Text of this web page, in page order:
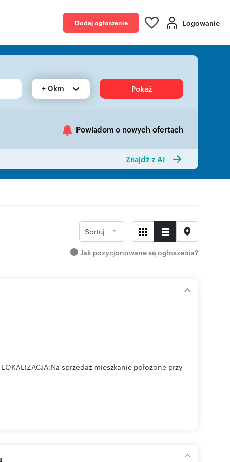
Dodaj ogłoszenie Logowanie
+ 0km Pokaż
Powiadom o nowych ofertach
Znajdź z AI
Sortuj
Jak pozycjonowane są ogłoszenia?
sprzedaż mieszkanie położone przy